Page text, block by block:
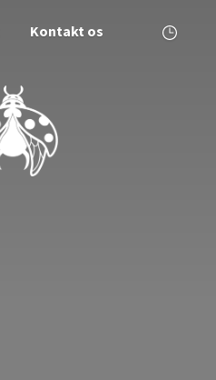
Kontakt os